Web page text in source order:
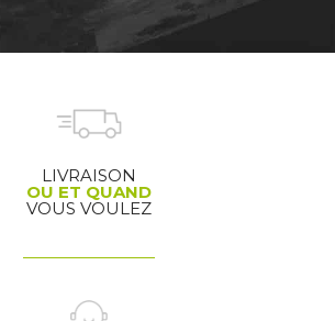
LIVRAISON
OU ET QUAND
VOUS VOULEZ